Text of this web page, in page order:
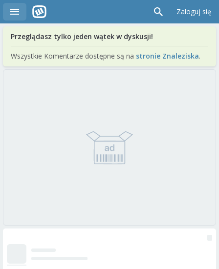
Zaloguj się
Przeglądasz tylko jeden wątek w dyskusji!
Wszystkie Komentarze dostępne są na stronie Znaleziska.